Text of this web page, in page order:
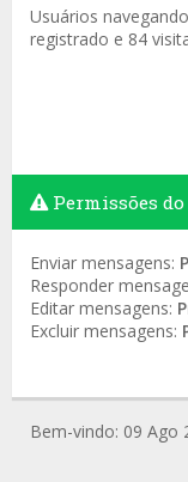
Usuários
registrado e 84
Permissões
Enviar mensagens:
Responder
Editar mensagens:
Excluir mensagens:
Bem-vindo: 09 Ago